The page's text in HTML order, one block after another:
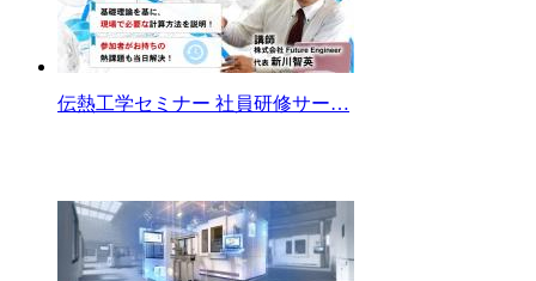
伝熱工学セミナー 社員研修サー…